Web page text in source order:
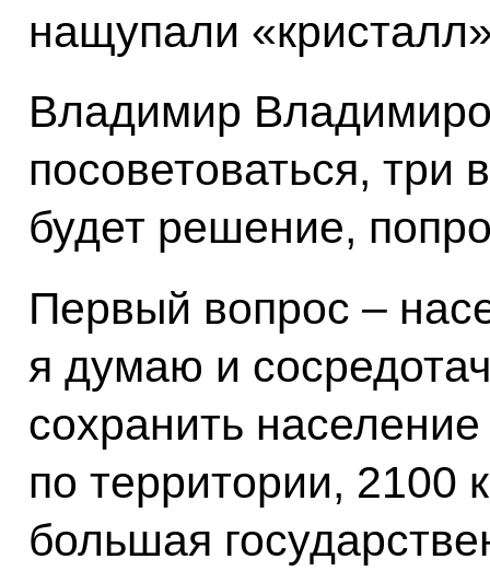
нащупали
Владимир
посоветоваться, три
будет решение,
Первый вопрос –
я думаю и
сохранить
по территории, 2100
большая